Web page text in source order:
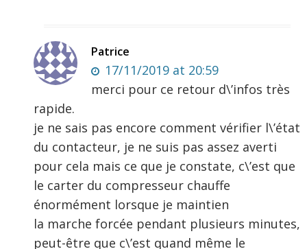
Patrice
17/11/2019 at 20:59
merci pour ce retour d\’infos très
rapide.
je ne sais pas encore comment vérifier l\’état
du contacteur, je ne suis pas assez averti
pour cela mais ce que je constate, c\’est que
le carter du compresseur chauffe
énormément lorsque je maintien
la marche forcée pendant plusieurs minutes,
peut-être que c\’est quand même le